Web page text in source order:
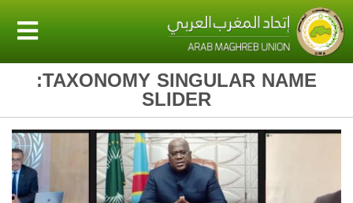
TAXONOMY SINGULAR NAME:
SLIDER